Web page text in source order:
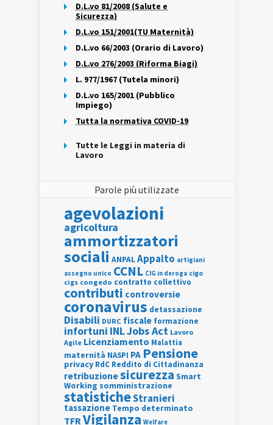
D.L.vo 81/2008 (Salute e
Sicurezza)
D.L.vo 151/2001(TU Maternità)
D.L.vo 66/2003 (Orario di Lavoro)
D.L.vo 276/2003 (Riforma Biagi)
L. 977/1967 (Tutela minori)
D.L.vo 165/2001 (Pubblico
Impiego)
Tutta la normativa COVID-19
Tutte le Leggi in materia di
Lavoro
Parole più utilizzate
agevolazioni
agricoltura
ammortizzatori
sociali ANPALAppalto artigiani
assegno unico CCNL CIG in deroga cigo
cigs congedo contratto collettivo
contributi controversie
coronavirus detassazione
Disabili DURC fiscale formazione
infortuni INLJobs Act Lavoro
Agile Licenziamento Malattia
maternità NASPI PA Pensione
privacy RdC Reddito di Cittadinanza
retribuzionesicurezza Smart
Working somministrazione
statisticheStranieri
tassazione Tempo determinato
TFRVigilanza Welfare